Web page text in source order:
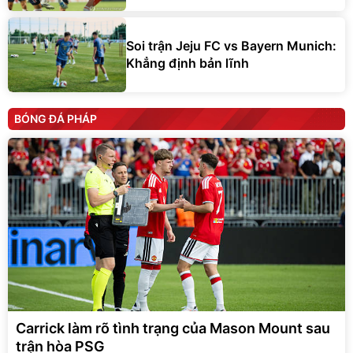
Soi trận Jeju FC vs Bayern Munich:
Khẳng định bản lĩnh
BÓNG ĐÁ PHÁP
Carrick làm rõ tình trạng của Mason Mount sau
trận hòa PSG